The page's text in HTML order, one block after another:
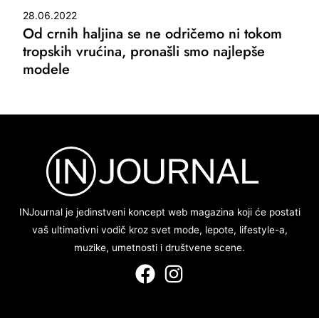
28.06.2022
Od crnih haljina se ne odričemo ni tokom
tropskih vrućina, pronašli smo najlepše
modele
INJournal je jedinstveni koncept web magazina koji će postati
vaš ultimativni vodič kroz svet mode, lepote, lifestyle-a,
muzike, umetnosti i društvene scene.